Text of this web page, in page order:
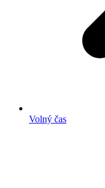
Volný čas